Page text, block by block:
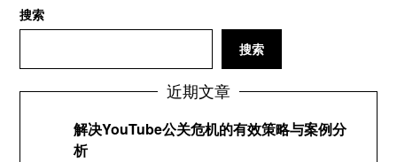
搜索
搜索
近期文章
解决YouTube公关危机的有效策略与案例分
析